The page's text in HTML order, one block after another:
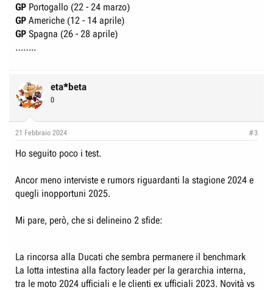
GP Portogallo (22 - 24 marzo)
GP Americhe (12 - 14 aprile)
GP Spagna (26 - 28 aprile)
……..
eta*beta
0
21 Febbraio 2024 #3
Ho seguito poco i test.
Ancor meno interviste e rumors riguardanti la stagione 2024 e
quegli inopportuni 2025.
Mi pare, però, che si delineino 2 sfide:
La rincorsa alla Ducati che sembra permanere il benchmark
La lotta intestina alla factory leader per la gerarchia interna,
tra le moto 2024 ufficiali e le clienti ex ufficiali 2023. Novità vs